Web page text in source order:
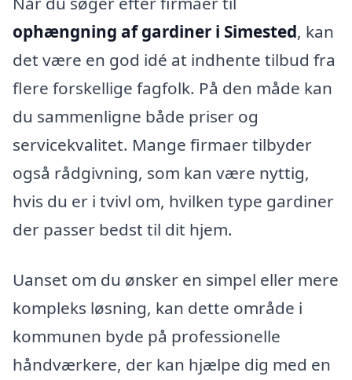
ophængning af gardiner i Simested, kan
det være en god idé at indhente tilbud fra
flere forskellige fagfolk. På den måde kan
du sammenligne både priser og
servicekvalitet. Mange firmaer tilbyder
også rådgivning, som kan være nyttig,
hvis du er i tvivl om, hvilken type gardiner
der passer bedst til dit hjem.
Uanset om du ønsker en simpel eller mere
kompleks løsning, kan dette område i
kommunen byde på professionelle
håndværkere, der kan hjælpe dig med en